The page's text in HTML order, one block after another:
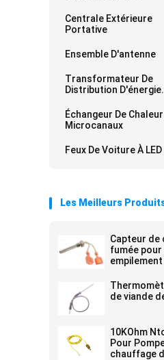
Centrale Extérieure
Portative
Ensemble D'antenne
Transformateur De
Distribution
Échangeur De Chaleur
Microcanaux
Feux De Voiture À LED
Les Meilleurs
Capteur de
fumée pour
époxy
de viande
10KOhm
Pour
chauffage